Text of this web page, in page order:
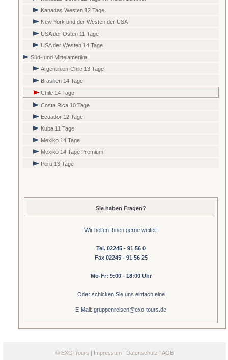
Kanadas Westen 12 Tage
New York und der Westen der USA
USA der Osten 11 Tage
USA der Westen 14 Tage
Süd- und Mittelamerika
Argentinien-Chile 13 Tage
Brasilien 14 Tage
Chile 14 Tage
Costa Rica 10 Tage
Ecuador 12 Tage
Kuba 11 Tage
Mexiko 14 Tage
Mexiko 14 Tage Premium
Peru 13 Tage
Sie haben Fragen?
Wir helfen Ihnen gerne weiter!
Tel. 02245 - 91 56 0
Fax 02245 - 91 56 25
Mo-Fr: 9:00 - 18:00 Uhr
Oder schicken Sie uns einfach eine
E-Mail: gruppenreisen@exo-tours.de
© EXO-Tours Impressum Datenschutz AGB